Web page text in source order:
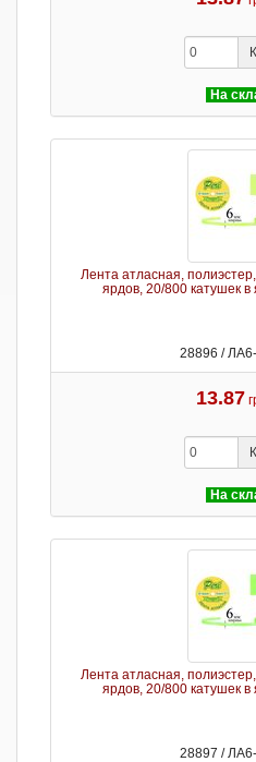
На
Лента атласная,
ярдов, 20/800 катушек
28896 /
13.87
На
Лента атласная,
ярдов, 20/800 катушек
28897 /